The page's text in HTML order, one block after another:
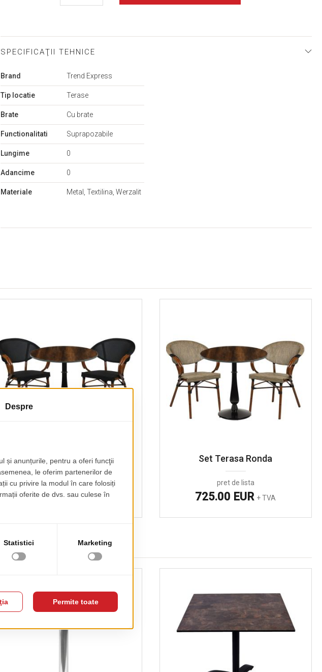
SPECIFICAŢII TEHNICE
Mai
informații
Brand Trend Express
Tip locatie Terase
Brate Cu brate
Functionalitati Suprapozabile
Lungime 0
Adancime 0
Materiale Metal, Textilina, Werzalit
Set Terasa Musa
pret de lista
637.00 EUR+ TVA
Set Terasa Ronda
pret de lista
725.00 EUR + TVA